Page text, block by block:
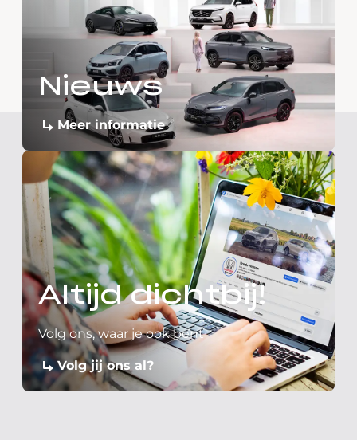
Nieuws
Meer informatie
Altijd dichtbij!
Volg ons, waar je ook bent
Volg jij ons al?